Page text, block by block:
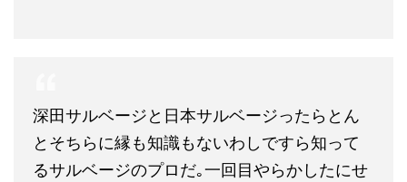
深田サルベージと日本サルベージったらとん
とそちらに縁も知識もないわしですら知って
るサルベージのプロだ｡一回目やらかしたにせ